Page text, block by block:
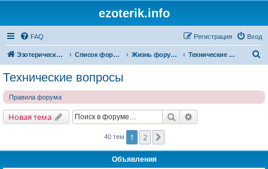
ezoterik.info
FAQ Вход
Регистрация
Эзотерический сайт Список форумов Жизнь форума и сайта Технические вопросы
Технические вопросы
Правила форума
Новая тема Поиск
40 тем 1 2
Объявления